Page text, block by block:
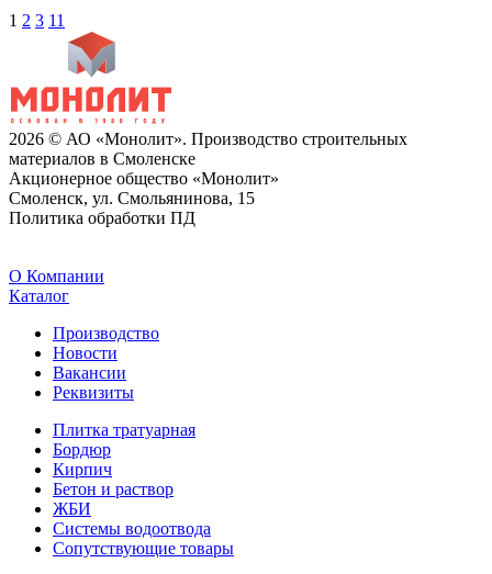
1 2 3 11
2026 © АО «Монолит». Производство строительных
материалов в Смоленске
Акционерное общество «Монолит»
Смоленск, ул. Смольянинова, 15
Политика обработки ПД
O Компании
Каталог
Производство
Новости
Вакансии
Реквизиты
Плитка тратуарная
Бордюр
Кирпич
Бетон и раствор
ЖБИ
Системы водоотвода
Сопутствующие товары